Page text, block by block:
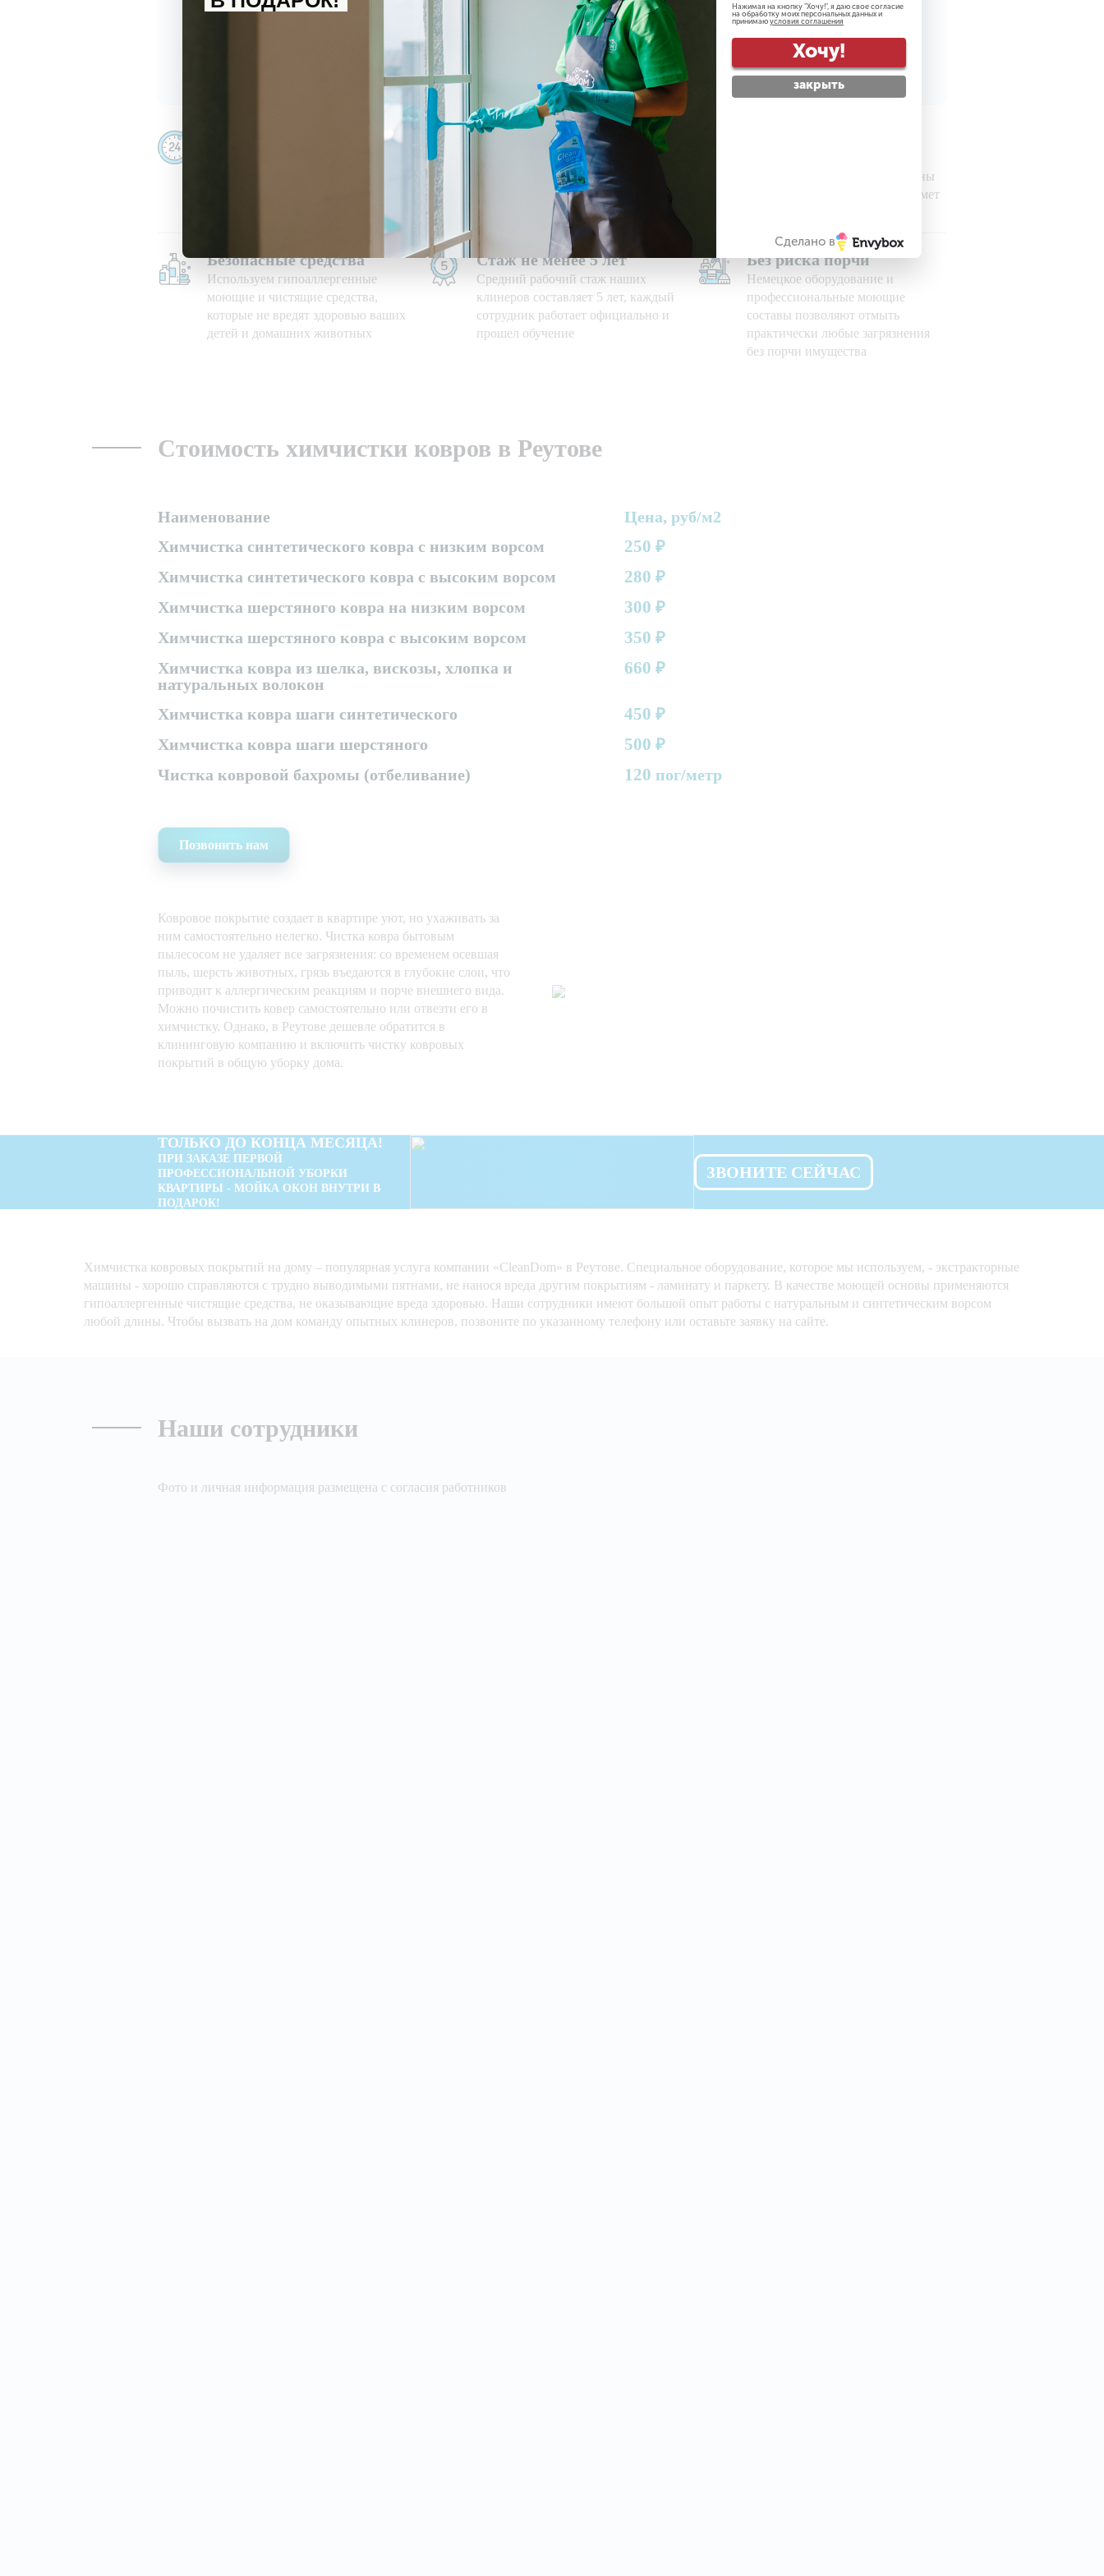
политикой обработки персональных данных ознакомлен(-а) и даюсогласиена обработку персональных данных
на получение информации о скидках и акциях
Используем свои средства
Приезжаем на уборку с
профессиональными моющими
средствами и необходимым
оборудованием
Все наши сотрудники проверены
службой безопасности на предмет
Безопасные средства
Используем гипоаллергенные
моющие и чистящие средства,
которые не вредят здоровью ваших
детей и домашних животных
Стаж не менее 5 лет
Средний рабочий стаж наших
клинеров составляет 5 лет, каждый
сотрудник работает официально и
прошел обучение
Без риска порчи
Немецкое оборудование и
профессиональные моющие
составы позволяют отмыть
практически любые загрязнения
без порчи имущества
Стоимость химчистки ковров в Реутове
Наименование
Цена, руб/м2
Химчистка синтетического ковра с низким ворсом
250 ₽
Химчистка синтетического ковра с высоким ворсом
280 ₽
Химчистка шерстяного ковра на низким ворсом
300 ₽
Химчистка шерстяного ковра с высоким ворсом
350 ₽
Химчистка ковра из шелка, вискозы, хлопка и
натуральных волокон
660 ₽
Химчистка ковра шаги синтетического 450 ₽
Химчистка ковра шаги шерстяного
500 ₽
Чистка ковровой бахромы (отбеливание)
120 пог/метр
Позвонить нам
Ковровое покрытие создает в квартире уют, но ухаживать за
ним самостоятельно нелегко. Чистка ковра бытовым
пылесосом не удаляет все загрязнения: со временем осевшая
пыль, шерсть животных, грязь въедаются в глубокие слои, что
приводит к аллергическим реакциям и порче внешнего вида.
Можно почистить ковер самостоятельно или отвезти его в
химчистку. Однако, в Реутове дешевле обратится в
клининговую компанию и включить чистку ковровых
покрытий в общую уборку дома.
ТОЛЬКО ДО КОНЦА МЕСЯЦА!
ПРИ ЗАКАЗЕ ПЕРВОЙ
ПРОФЕССИОНАЛЬНОЙ УБОРКИ
КВАРТИРЫ - МОЙКА ОКОН ВНУТРИ В
ПОДАРОК!
ЗВОНИТЕ СЕЙЧАС
Химчистка ковровых покрытий на дому – популярная услуга компании «CleanDom» в Реутове. Специальное оборудование, которое мы используем, - экстракторные
машины - хорошо справляются с трудно выводимыми пятнами, не нанося вреда другим покрытиям - ламинату и паркету. В качестве моющей основы применяются
гипоаллергенные чистящие средства, не оказывающие вреда здоровью. Наши сотрудники имеют большой опыт работы с натуральным и синтетическим ворсом
любой длины. Чтобы вызвать на дом команду опытных клинеров, позвоните по указанному телефону или оставьте заявку на сайте.
Наши сотрудники
Фото и личная информация размещена с согласия работников
Нажимая на кнопку "Хочу!", я даю свое согласие
на обработку моих персональных данных и
принимаю условия соглашения
Хочу!
закрыть
Сделано в